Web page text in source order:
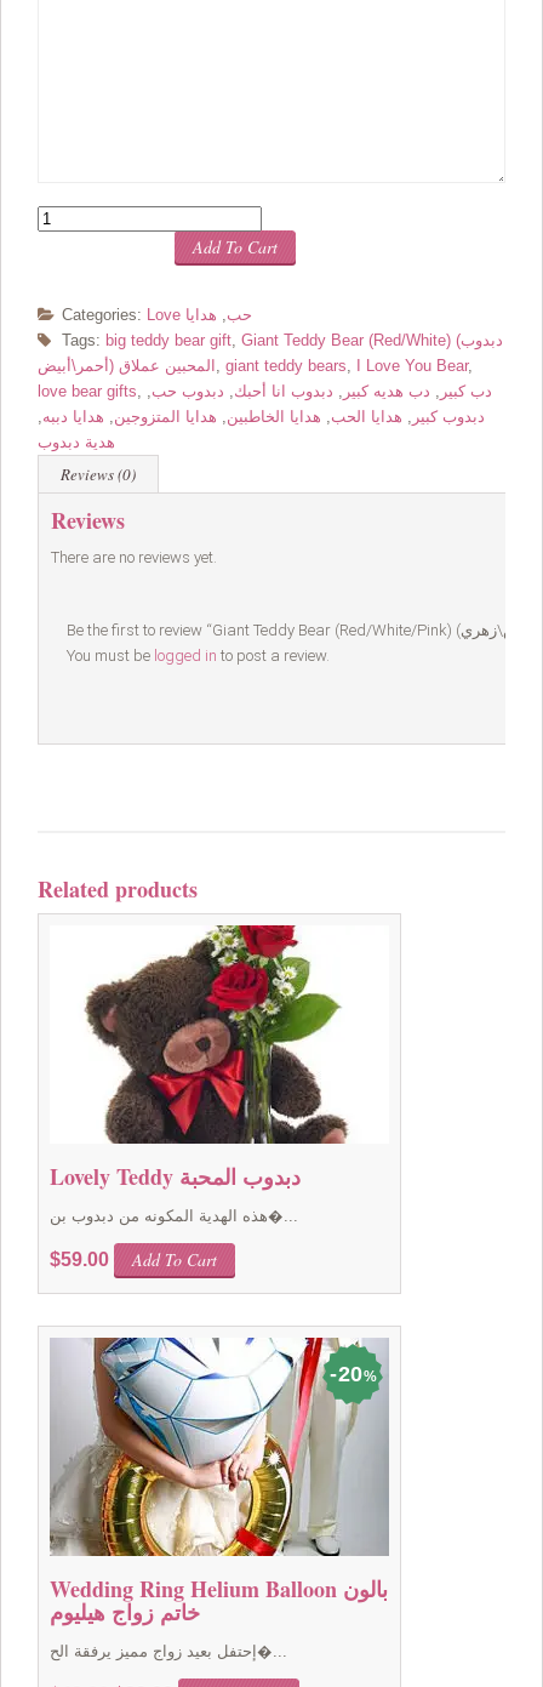
Quantity
Add To Cart
Categories: Love حب, هدايا
Tags: big teddy bear gift, Giant Teddy Bear (Red/White) (دبدوب
المحبين عملاق (أحمر\أبيض , giant teddy bears, I Love You Bear,
love bear gifts, دب كبير , دب هديه كبير , دبدوب انا أحبك, دبدوب حب,
دبدوب كبير , هدايا الحب, هدايا الخاطبين, هدايا المتزوجين, هدايا دببه,
هدية دبدوب
Reviews (0)
Reviews
There are no reviews yet.
You must be logged in to post a review.
Related products
Lovely Teddy دبدوب المحبة
هذه الهدية المكونه من دبدوب بن�...
$59.00 Add To Cart
20%
Wedding Ring Helium Balloon بالون
خاتم زواج هيليوم
إحتفل بعيد زواج مميز يرفقة الح�...